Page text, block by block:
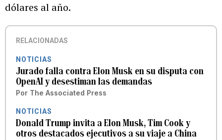
dólares al año.
RELACIONADAS
NOTICIAS
Jurado falla contra Elon Musk en su disputa con
OpenAI y desestiman las demandas
Por The Associated Press
NOTICIAS
Donald Trump invita a Elon Musk, Tim Cook y
otros destacados ejecutivos a su viaje a China